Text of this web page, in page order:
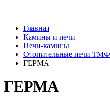
Главная
Камины и печи
Печи-камины
Отопительные печи ТМФ
ГЕРМА
ГЕРМА